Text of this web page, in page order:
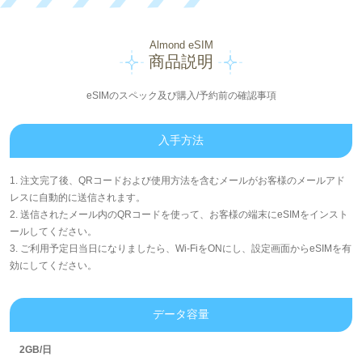
Almond eSIM
商品説明
eSIMのスペック及び購入/予約前の確認事項
入手方法
1. 注文完了後、QRコードおよび使用方法を含むメールがお客様のメールアド
レスに自動的に送信されます。
2. 送信されたメール内のQRコードを使って、お客様の端末にeSIMをインスト
ールしてください。
3. ご利用予定日当日になりましたら、Wi-FiをONにし、設定画面からeSIMを有
効にしてください。
データ容量
2GB/日